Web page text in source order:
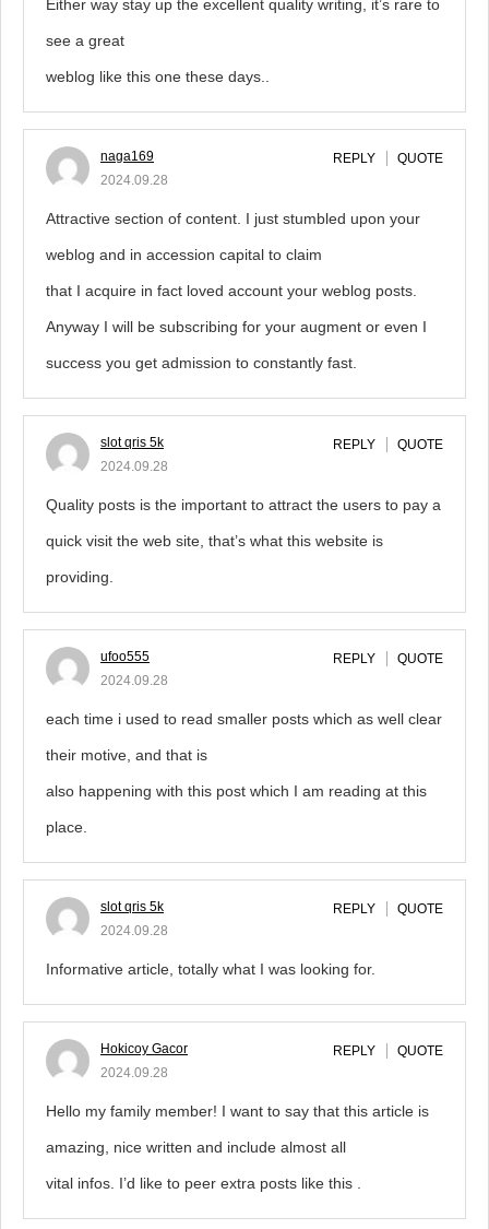
Either way stay up the excellent quality writing, it’s rare to
see a great
weblog like this one these days..
naga169
2024.09.28
REPLY QUOTE
Attractive section of content. I just stumbled upon your
weblog and in accession capital to claim
that I acquire in fact loved account your weblog posts.
Anyway I will be subscribing for your augment or even I
success you get admission to constantly fast.
slot qris 5k
2024.09.28
REPLY QUOTE
Quality posts is the important to attract the users to pay a
quick visit the web site, that’s what this website is
providing.
ufoo555
2024.09.28
REPLY QUOTE
each time i used to read smaller posts which as well clear
their motive, and that is
also happening with this post which I am reading at this
place.
slot qris 5k
2024.09.28
REPLY QUOTE
Informative article, totally what I was looking for.
Hokicoy Gacor
2024.09.28
REPLY QUOTE
Hello my family member! I want to say that this article is
amazing, nice written and include almost all
vital infos. I’d like to peer extra posts like this .